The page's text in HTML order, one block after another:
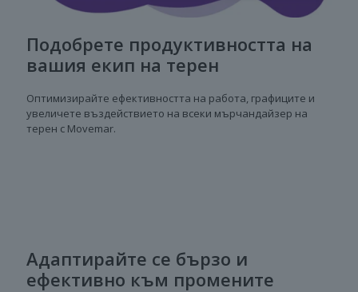
Подобрете продуктивността на
вашия екип на терен
Оптимизирайте ефективността на работа, графиците и
увеличете въздействието на всеки мърчандайзер на
терен с Movemar.
Адаптирайте се бързо и
ефективно към промените